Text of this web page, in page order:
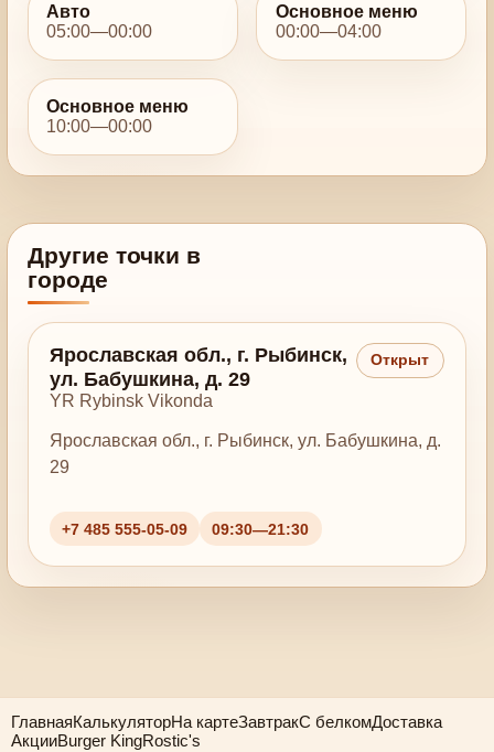
Авто
05:00—00:00
Основное меню
00:00—04:00
Основное меню
10:00—00:00
Другие точки в
городе
Ярославская обл., г. Рыбинск,
ул. Бабушкина, д. 29
YR Rybinsk Vikonda
Открыт
Ярославская обл., г. Рыбинск, ул. Бабушкина, д.
29
+7 485 555-05-09 09:30—21:30
ГлавнаяКалькуляторНа картеЗавтракС белкомДоставка
АкцииBurger KingRostic's